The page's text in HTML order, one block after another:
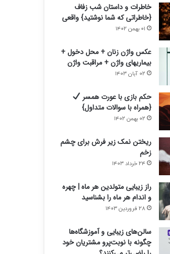
ل
د
خاطرات و داستان شب زفاف
{خاطراتی که شما نوشتید} واقعی
۰۱ بهمن ۱۴۰۲
عکس واژن زنان + محل دخول +
بیماریهای واژن + مراقبت واژن
۰۲ آبان ۱۴۰۳
حکم بازی با عورت همسر
{همراه با سوالات متداول}
۰۲ بهمن ۱۴۰۲
ریختن نمک زیر فرش برای چشم
زخم
۲۴ خرداد ۱۴۰۳
راز زیبایی متولدین هر ماه | چهره
و اندام هر ماه را بشناسید
۲۸ فروردین ۱۴۰۳
سالن‌های زیبایی و آموزشگاه‌ها
چگونه با نوبت‌پرو مشتریان خود